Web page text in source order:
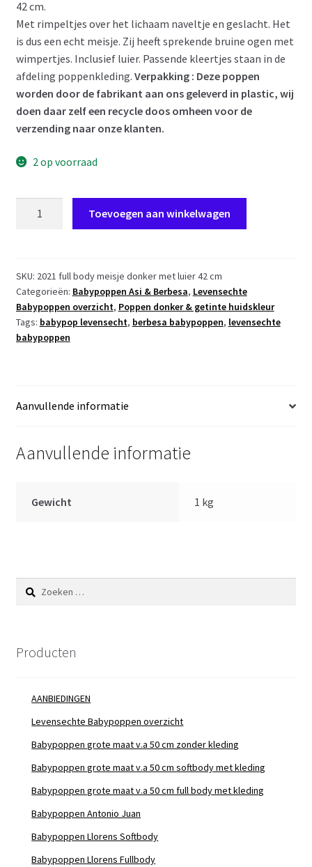
42 cm.
Met rimpeltjes over het lichaam naveltje en geslacht. Het
is dus een echt meisje. Zij heeft sprekende bruine ogen met
wimpertjes. Inclusief luier. Passende kleertjes staan in de
afdeling poppenkleding. Verpakking : Deze poppen
worden door de fabrikant aan ons geleverd in plastic, wij
doen daar zelf een recycle doos omheen voor de
verzending naar onze klanten.
2 op voorraad
meisje
donker
met
luier
42
Toevoegen aan winkelwagen
SKU: 2021 full body meisje donker met luier 42 cm
Categorieën: Babypoppen Asi & Berbesa, Levensechte
Babypoppen overzicht, Poppen donker & getinte huidskleur
Tags: babypop levensecht, berbesa babypoppen, levensechte
babypoppen
Aanvullende informatie
Aanvullende informatie
Gewicht 1 kg
Zoeken
naar:
Producten
AANBIEDINGEN
Levensechte Babypoppen overzicht
Babypoppen grote maat v.a 50 cm zonder kleding
Babypoppen grote maat v.a 50 cm softbody met kleding
Babypoppen grote maat v.a 50 cm full body met kleding
Babypoppen Antonio Juan
Babypoppen Llorens Softbody
Babypoppen Llorens Fullbody